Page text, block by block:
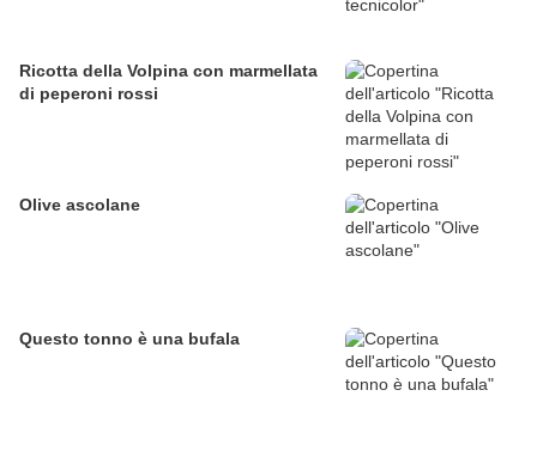
Ricotta della Volpina con marmellata
di peperoni rossi
Olive ascolane
Questo tonno è una bufala